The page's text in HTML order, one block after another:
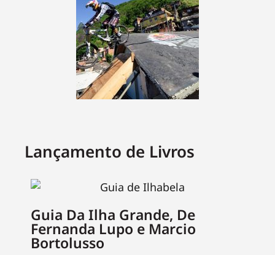
Lançamento de Livros
Guia Da Ilha Grande, De
Fernanda Lupo e Marcio
Bortolusso